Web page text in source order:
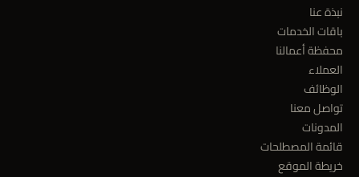
نبذة عنا
باقات الخدمات
محفظة أعمالنا
العملاء
الوظائف
تواصل معنا
المدونات
قائمة المصطلحات
خريطة الموقع